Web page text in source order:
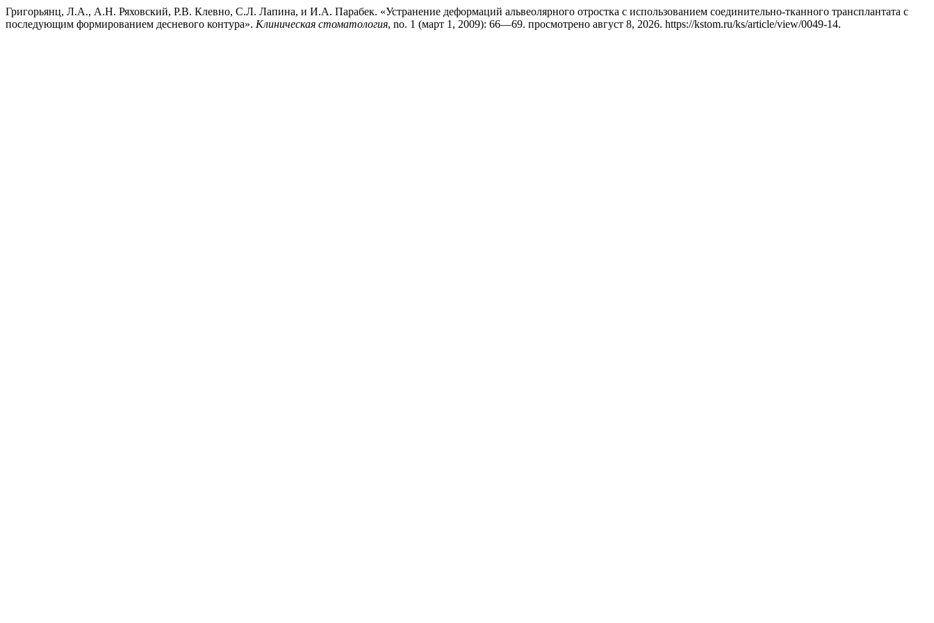
Григорьянц, Л.А., А.Н. Ряховский, Р.В. Клевно, С.Л. Лапина, и И.А. Парабек. «Устранение деформаций альвеолярного отростка с использованием соединительно-тканного трансплантата с
последующим формированием десневого контура». Клиническая стоматология, no. 1 (март 1, 2009): 66—69. просмотрено август 8, 2026. https://kstom.ru/ks/article/view/0049-14.